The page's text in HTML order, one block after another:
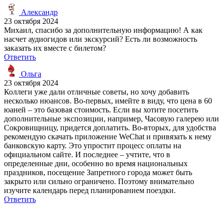
Александр
23 октября 2024
Михаил, спасибо за дополнительную информацию! А как
насчет аудиогидов или экскурсий? Есть ли возможность
заказать их вместе с билетом?
Ответить
Ольга
23 октября 2024
Коллеги уже дали отличные советы, но хочу добавить
несколько нюансов. Во-первых, имейте в виду, что цена в 60
юаней – это базовая стоимость. Если вы хотите посетить
дополнительные экспозиции, например, Часовую галерею или
Сокровищницу, придется доплатить. Во-вторых, для удобства
рекомендую скачать приложение WeChat и привязать к нему
банковскую карту. Это упростит процесс оплаты на
официальном сайте. И последнее – учтите, что в
определенные дни, особенно во время национальных
праздников, посещение Запретного города может быть
закрыто или сильно ограничено. Поэтому внимательно
изучите календарь перед планированием поездки.
Ответить